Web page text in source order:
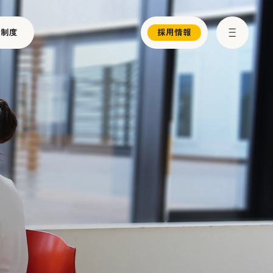
度 採用情報
お知らせ
メディア情報
プレスリリース
パートナー制度
お問い合わせ